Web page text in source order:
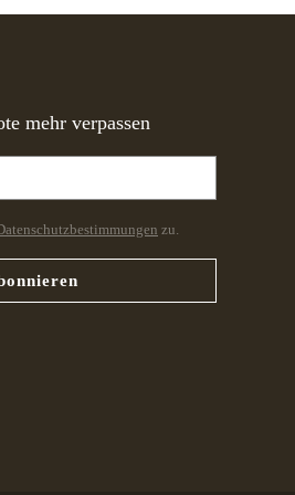
mehr verpassen
zu.